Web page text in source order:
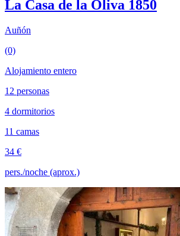
La Casa de la Oliva 1850
Auñón
(0)
Alojamiento entero
12 personas
4 dormitorios
11 camas
34 €
pers./noche (aprox.)